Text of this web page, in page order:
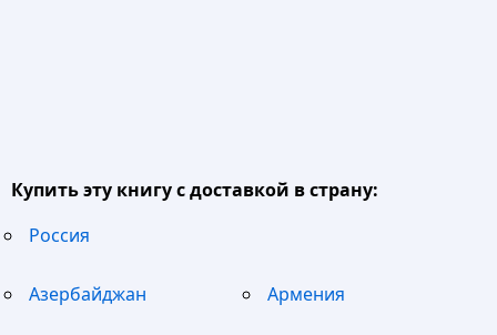
Купить эту книгу с доставкой в страну:
Россия
Азербайджан Армения